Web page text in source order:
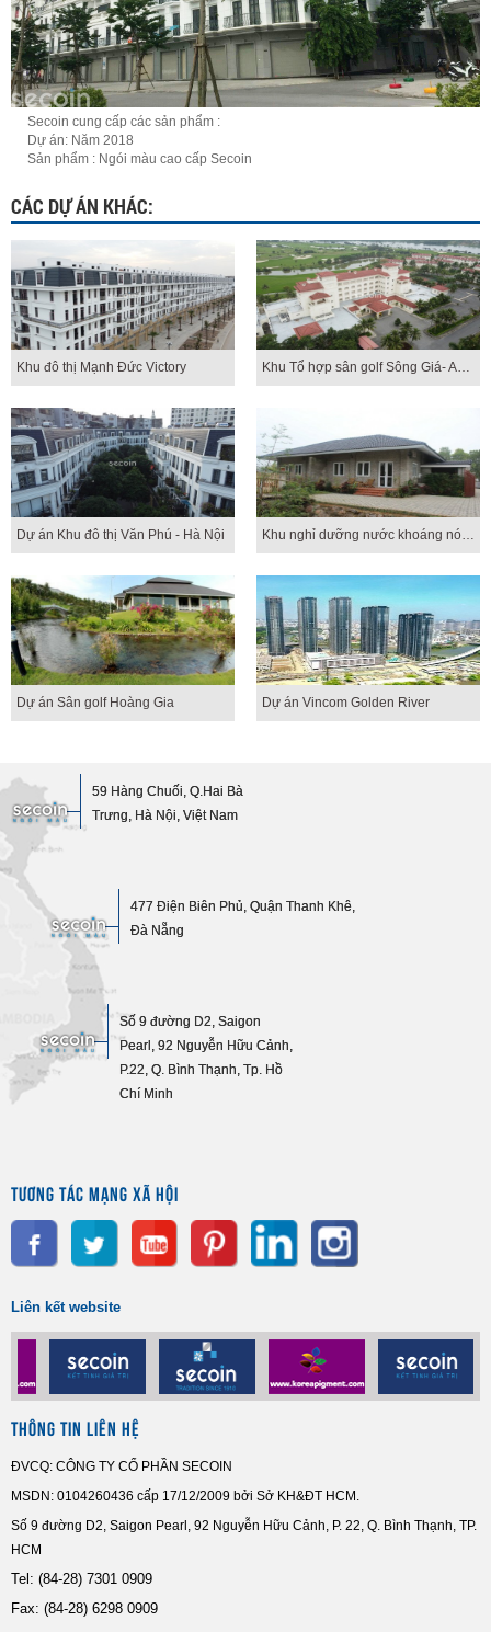
Secoin cung cấp các sản phẩm :
Dự án: Năm 2018
Sản phẩm : Ngói màu cao cấp Secoin
CÁC DỰ ÁN KHÁC:
Khu đô thị Mạnh Đức Victory Khu Tổ hợp sân golf Sông Giá- Amco
Dự án Khu đô thị Văn Phú - Hà Nội Khu nghỉ dưỡng nước khoáng nóng Cúc Phương
Dự án Sân golf Hoàng Gia Dự án Vincom Golden River
59 Hàng Chuối, Q.Hai Bà
Trưng, Hà Nội, Việt Nam
477 Điện Biên Phủ, Quận Thanh Khê,
Đà Nẵng
Số 9 đường D2, Saigon
Pearl, 92 Nguyễn Hữu Cảnh,
P.22, Q. Bình Thạnh, Tp. Hồ
Chí Minh
TƯƠNG TÁC MẠNG XÃ HỘI
Liên kết website
THÔNG TIN LIÊN HỆ
ĐVCQ: CÔNG TY CỔ PHẦN SECOIN
MSDN: 0104260436 cấp 17/12/2009 bởi Sở KH&ĐT HCM.
Số 9 đường D2, Saigon Pearl, 92 Nguyễn Hữu Cảnh, P. 22, Q. Bình Thạnh, TP.
HCM
Tel: (84-28) 7301 0909
Fax: (84-28) 6298 0909